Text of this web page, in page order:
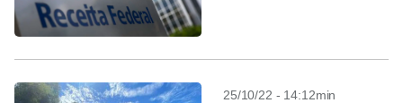
25/10/22 - 14:12min